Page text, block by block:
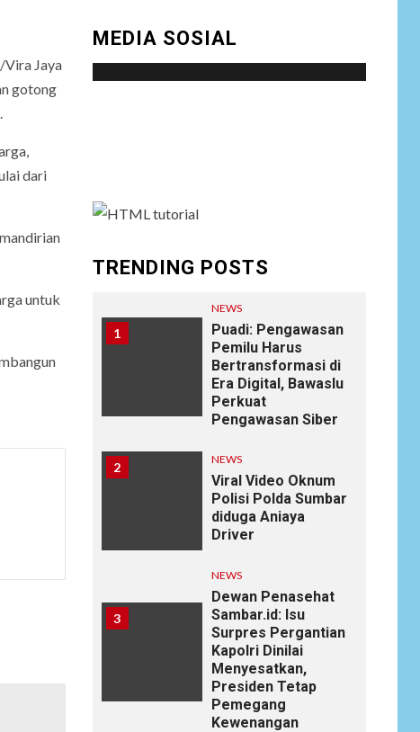
Vira Jaya
gotong
dari
untuk
MEDIA SOSIAL
TRENDING POSTS
1
NEWS
Puadi: Pengawasan
Pemilu Harus
Bertransformasi di
Era Digital, Bawaslu
Perkuat
Pengawasan Siber
2 NEWS
Viral Video Oknum
Polisi Polda Sumbar
diduga Aniaya
Driver
3
NEWS
Dewan Penasehat
Sambar.id: Isu
Surpres Pergantian
Kapolri Dinilai
Menyesatkan,
Presiden Tetap
Pemegang
Kewenangan